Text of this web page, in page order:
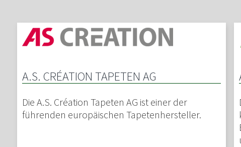
A.S. CRÉATION TAPETEN AG
Die A.S. Création Tapeten AG ist einer der
führenden europäischen Tapetenhersteller.